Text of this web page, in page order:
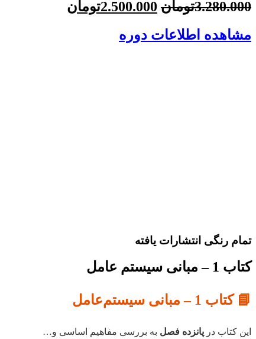
3.280.000تومان قیمت
2.500.000تومان
مشاهده اطلاعات دوره
تمام رنگی انتشارات یافته
کتاب 1 – مبانی سیستم عامل
📘 کتاب 1 – مبانی سیستم‌عامل
این کتاب در پانزده فصل به بررسی مفاهیم اساسی و…